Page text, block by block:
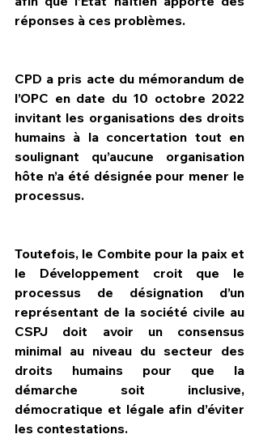
réponses à ces problèmes.
CPD a pris acte du mémorandum de
l’OPC en date du 10 octobre 2022
invitant les organisations des droits
humains à la concertation tout en
soulignant qu’aucune organisation
hôte n’a été désignée pour mener le
processus.
Toutefois, le Combite pour la paix et
le Développement croit que le
processus de désignation d’un
représentant de la société civile au
CSPJ doit avoir un consensus
minimal au niveau du secteur des
droits humains pour que la
démarche soit inclusive,
démocratique et légale afin d’éviter
les contestations.